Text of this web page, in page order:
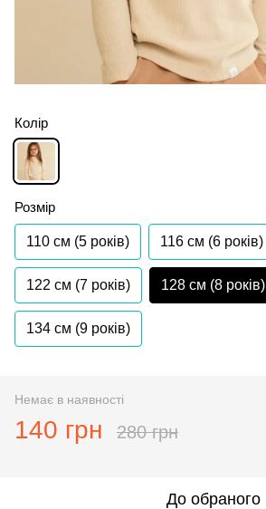
Колір
Розмір
110 см (5 років) 116 см (6 років)
122 см (7 років) 128 см (8 років)
134 см (9 років)
Немає в наявності
140 грн 280 грн
До обраного